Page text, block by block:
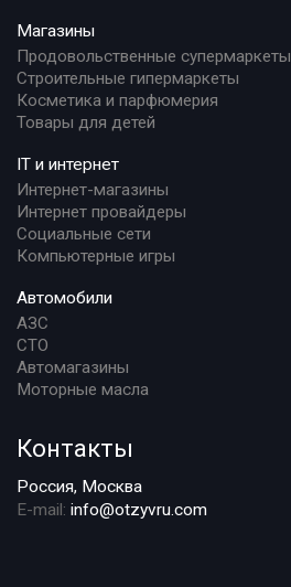
Магазины
Продовольственные супермаркеты
Строительные гипермаркеты
Косметика и парфюмерия
Товары для детей
IT и интернет
Интернет-магазины
Интернет провайдеры
Социальные сети
Компьютерные игры
Автомобили
АЗС
СТО
Автомагазины
Моторные масла
Контакты
Россия, Москва
E-mail: info@otzyvru.com